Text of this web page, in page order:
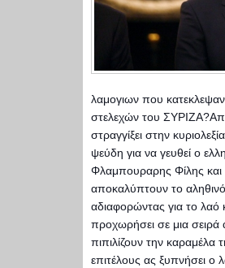
λαμογιων που
στελεχών του
στραγγίξει στην
ψεύδη για να γευθεί ο
Φλαμπουραρης Φίλης και
αποκαλύπτουν το
αδιαφορώντας για το
προχωρήσει σε μια σειρά
πιπιλίζουν την καραμέλα
επιτέλους ας ξυπνήσει ο